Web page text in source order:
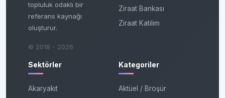
topluluk odaklı bir
referans kaynağı
oluşturur.
© 2018 - 2026
Ziraat Bankası
Ziraat Katılım
Sektörler
Akaryakıt
Kategoriler
Aktüel / Broşür